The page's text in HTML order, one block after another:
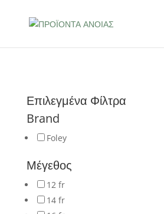
Επιλεγμένα Φίλτρα
Brand
Foley
Μέγεθος
12 fr
14 fr